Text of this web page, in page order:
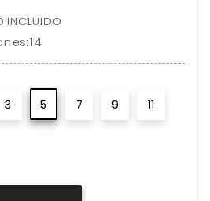
INCLUIDO
3 5 7 9 11